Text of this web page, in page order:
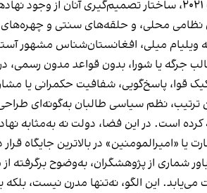
پس از بازگشت به قدرت در اگست ۲۰۲۱، ساختار
نظامی محلی، و حلقه‌های سنتی و
ویلیام میلی، افغانستان‌شناس مشهور
جرگه یا شورا، بدون قواعد مدون رسمی،
قوا، پاسخ‌گویی، شفافیت حکمرانی یا
نظم سیاسی طالبان به‌گونه‌ای طراحی
کرده است. در این فضا، دولت نه
یا «امیرالمومنین» در بالاترین جایگاه
شماری از پژوهشگران، به‌وضوح برگرفته
این الگو، نه‌تنها مدرن نیست،